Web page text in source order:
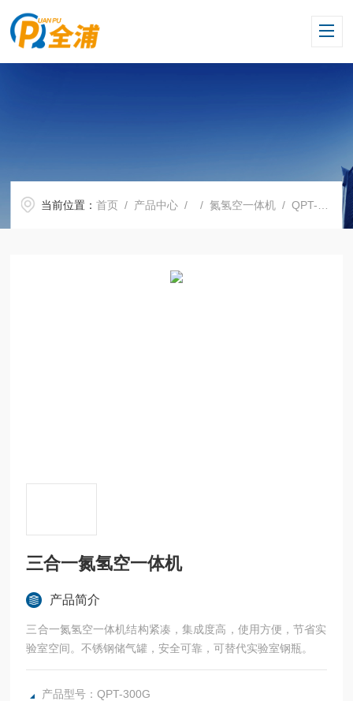
当前位置：首页 / 产品中心 / /氮氢空一体机 / QPT-300G三合一氮氢空一体机
三合一氮氢空一体机
产品简介
三合一氮氢空一体机结构紧凑，集成度高，使用方便，节省实
验室空间。不锈钢储气罐，安全可靠，可替代实验室钢瓶。
产品型号：QPT-300G